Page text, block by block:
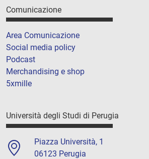
Comunicazione
Area Comunicazione
Social media policy
Podcast
Merchandising e shop
5xmille
Università degli Studi di Perugia
Piazza Università, 1
06123 Perugia